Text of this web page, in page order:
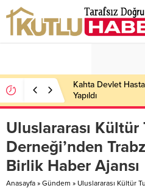
Kahta Devlet
Yapıldı
Uluslararası Kültür
Derneği’nden
Birlik Haber Ajansı
Anasayfa » Gündem » Uluslararası Kültür